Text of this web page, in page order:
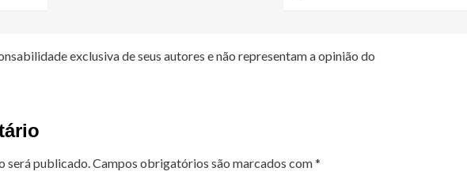
exclusiva de seus autores e não representam a opinião do
será publicado.Campos obrigatórios são marcados com*